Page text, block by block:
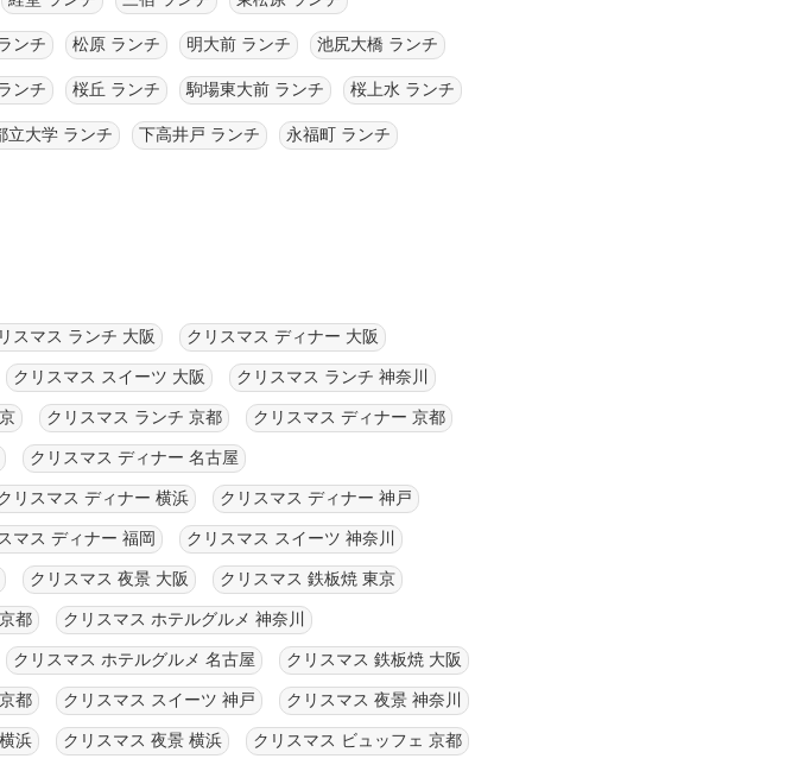
ンチ 松原 ランチ 明大前 ランチ 池尻大橋 ランチ
ンチ 桜丘 ランチ 駒場東大前 ランチ 桜上水 ランチ
立大学 ランチ 下高井戸 ランチ 永福町 ランチ
スマス ランチ 大阪 クリスマス ディナー 大阪
クリスマス スイーツ 大阪 クリスマス ランチ 神奈川
クリスマス ランチ 京都 クリスマス ディナー 京都
クリスマス ディナー 名古屋
リスマス ディナー 横浜 クリスマス ディナー 神戸
マス ディナー 福岡 クリスマス スイーツ 神奈川
クリスマス 夜景 大阪 クリスマス 鉄板焼 東京
都 クリスマス ホテルグルメ 神奈川
クリスマス ホテルグルメ 名古屋 クリスマス 鉄板焼 大阪
都 クリスマス スイーツ 神戸 クリスマス 夜景 神奈川
浜 クリスマス 夜景 横浜 クリスマス ビュッフェ 京都